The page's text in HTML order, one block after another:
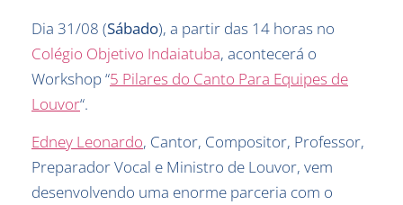
Dia 31/08 (Sábado), a partir das 14 horas no
Colégio Objetivo Indaiatuba, acontecerá o
Workshop “5 Pilares do Canto Para Equipes de
Louvor“.
Edney Leonardo, Cantor, Compositor, Professor,
Preparador Vocal e Ministro de Louvor, vem
desenvolvendo uma enorme parceria com o